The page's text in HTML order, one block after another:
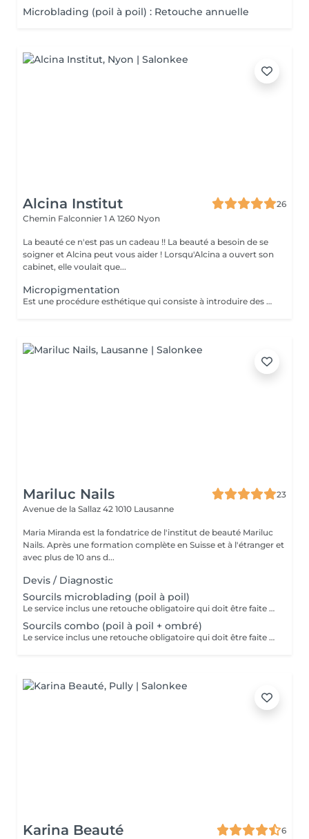
Microblading (poil à poil) : Retouche annuelle
Alcina Institut
26
Chemin Falconnier 1 A 1260 Nyon
La beauté ce n'est pas un cadeau !! La beauté a besoin de se
soigner et Alcina peut vous aider ! Lorsqu'Alcina a ouvert son
cabinet, elle voulait que...
Micropigmentation
Est une procédure esthétique qui consiste à introduire des pigments colorés dans la couche superficielle de la peau (l'épiderme et le derme supérieur) des sourcils. Le but est de ressiner, restructurer densifier ou corriger la ligne des sourcils pour un effet longue durée. Technique Mix (combo brows): Technique qui combine le poil à poil (microblading) sur la tête du sourcil et l'ombrage (microshading) sur le corps et la queue pour un résultat à la fois naturel et défini. Gain de temps: Plus besoin de maquiller ses sourcils quotidiennement. Résultat: Longue durée. Le teint s'estompe naturellement généralement entre 9 à 18 mois. Aspect Naturel: Permet de combler les sourcils claisemés ou de masquer une alopécie. Peu invasive: Moins profon et moins douloureux qu'un tatouage classique. Résistant: Ne coule pas avec l'eau ou la transpiration. Retouches nécessaires: Des retouches sont obligatoires ( la première aprés 4-8 semaines, puis annuellement) pour maintenir le résultat.
Mariluc Nails
23
Avenue de la Sallaz 42 1010 Lausanne
Maria Miranda est la fondatrice de l'institut de beauté Mariluc
Nails. Après une formation complète en Suisse et à l'étranger et
avec plus de 10 ans d...
Devis / Diagnostic
Sourcils microblading (poil à poil)
Le service inclus une retouche obligatoire qui doit être faite entre 25 et 40 jours après la séance initiale. Si le délais est dépassé, vous perdez le droit à la retouche gratuite et celle-ci sera donc facturée.
Sourcils combo (poil à poil + ombré)
Le service inclus une retouche obligatoire qui doit être faite entre 25 et 40 jours après la séance initiale. Si le délais est dépassé, vous perdez le droit à la retouche gratuite et celle-ci sera donc facturée.
Karina Beauté
6